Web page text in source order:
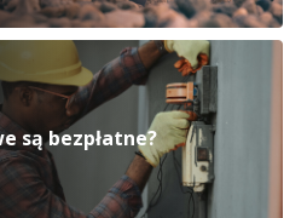
są bezpłatne?